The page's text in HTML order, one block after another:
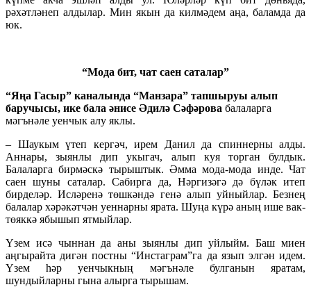
рәхәтләнеп алдылар. Мин якын да килмәдем аңа, баламда да
юк.
“Мода бит, чат саен саталар”
“Яңа Гасыр” каналында “Манзара” тапшыруы алып
баручысы, ике бала әнисе Әдилә Сәфәрова балаларга
мәгънәле уенчык алу яклы.
– Шаукым үтеп кергәч, ирем Данил да спиннерны алды.
Аннары, зыянлы дип укыгач, алып куя торган булдык.
Балаларга бирмәскә тырыштык. Әмма мода-мода инде. Чат
саен шуны саталар. Сабирга да, Нәргизәгә дә бүләк итеп
бирделәр. Исләренә төшкәндә генә алып уйныйлар. Безнең
балалар хәрәкәтчән уеннарны ярата. Шуңа күрә аның ише вак-
төяккә ябышып ятмыйлар.
Үзем исә чыннан да аны зыянлы дип уйлыйм. Баш миен
аңгырайта дигән постны “Инстаграм”га да язып элгән идем.
Үзем һәр уенчыкның мәгънәле булганын яратам,
шундыйларны гына алырга тырышам.